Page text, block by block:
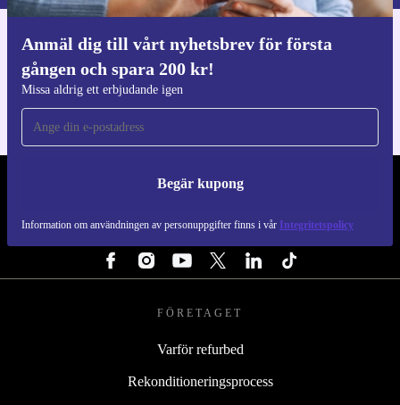
Anmäl dig till vårt nyhetsbrev för första
gången och spara 200 kr!
Missa aldrig ett erbjudande igen
Begär kupong
Information om användningen av personuppgifter finns i vår Integritetspolicy
Ladda ner refurbed appen
För iOS och Android
REFURBED SVERIGE - RETHINK NEW.
FÖLJ OSS
FÖRETAGET
Varför refurbed
Rekonditioneringsprocess